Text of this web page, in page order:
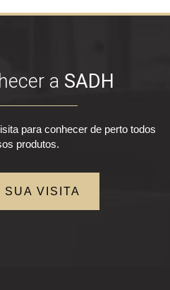
a SADH
para conhecer de perto todos
produtos.
SUA VISITA